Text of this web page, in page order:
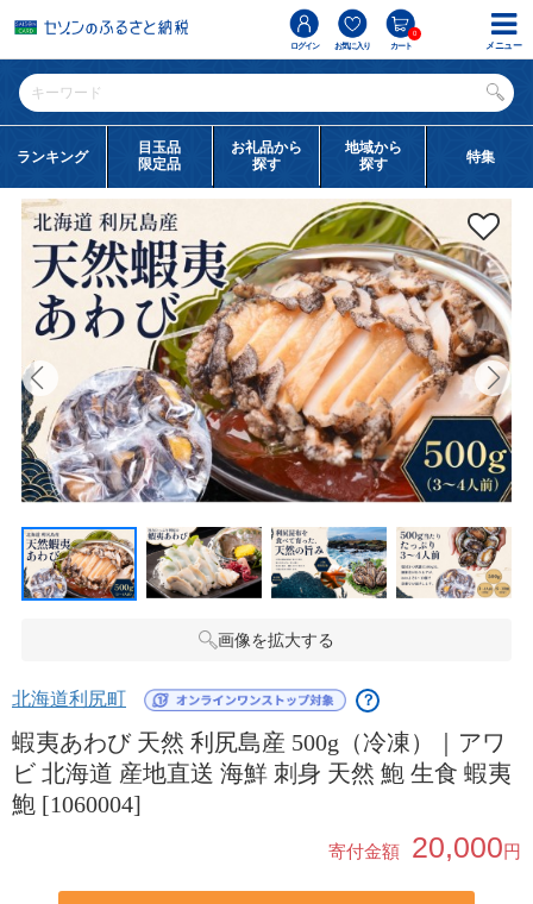
ログイン お気に入り カート
0
ランキング
目玉品
限定品
お礼品から
探す
地域から
探す
特集
画像を拡大する
北海道利尻町 ？
蝦夷あわび 天然 利尻島産 500g（冷凍）｜アワ
ビ 北海道 産地直送 海鮮 刺身 天然 鮑 生食 蝦夷
鮑 [1060004]
寄付金額 20,000円
メニュー